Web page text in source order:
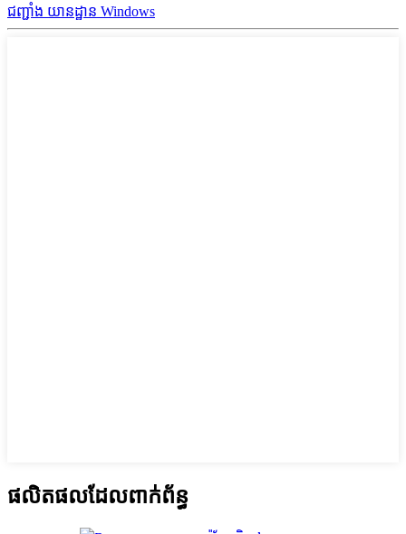
ជញ្ជាំង យានដ្ឋាន Windows
ផលិតផលដែលពាក់ព័ន្ធ